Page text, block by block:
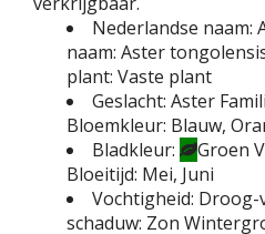
Nederlandse naam:
naam: Aster
plant: Vaste plant
Geslacht: Aster
Bloemkleur: Blauw,
Bladkleur:
Groen
Bloeitijd: Mei, Juni
Vochtigheid: Droog-
schaduw: Zon